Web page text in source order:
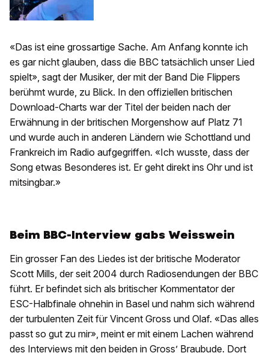
«Das ist eine grossartige Sache. Am Anfang konnte ich
es gar nicht glauben, dass die BBC tatsächlich unser Lied
spielt», sagt der Musiker, der mit der Band Die Flippers
berühmt wurde, zu Blick. In den offiziellen britischen
Download-Charts war der Titel der beiden nach der
Erwähnung in der britischen Morgenshow auf Platz 71
und wurde auch in anderen Ländern wie Schottland und
Frankreich im Radio aufgegriffen. «Ich wusste, dass der
Song etwas Besonderes ist. Er geht direkt ins Ohr und ist
mitsingbar.»
Beim BBC-Interview gabs Weisswein
Ein grosser Fan des Liedes ist der britische Moderator
Scott Mills, der seit 2004 durch Radiosendungen der BBC
führt. Er befindet sich als britischer Kommentator der
ESC-Halbfinale ohnehin in Basel und nahm sich während
der turbulenten Zeit für Vincent Gross und Olaf. «Das alles
passt so gut zu mir», meint er mit einem Lachen während
des Interviews mit den beiden in Gross’ Braubude. Dort